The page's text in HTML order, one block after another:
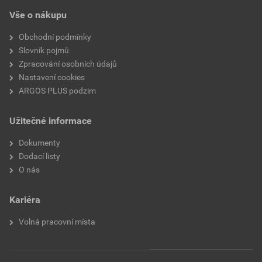
Vše o nákupu
Obchodní podmínky
Slovník pojmů
Zpracování osobních údajů
Nastavení cookies
ARGOS PLUS podzim
Užitečné informace
Dokumenty
Dodací listy
O nás
Kariéra
Volná pracovní místa